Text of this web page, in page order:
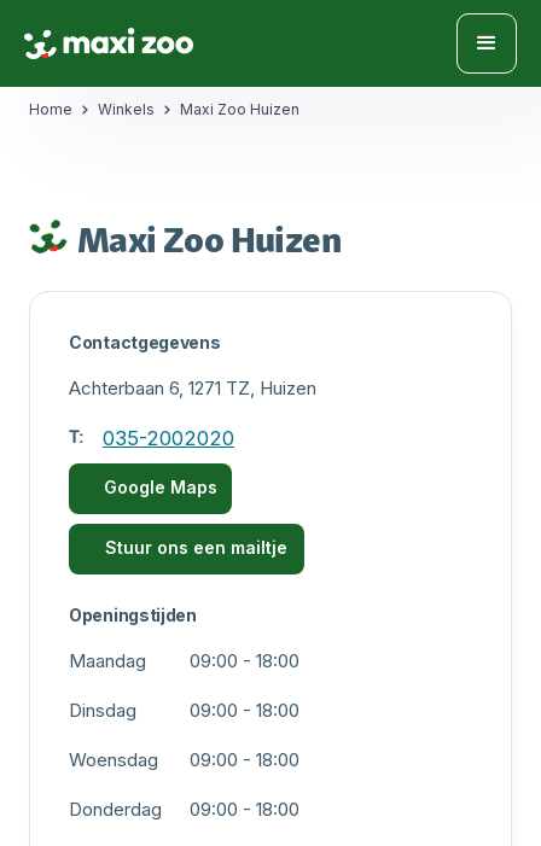
Home Winkels Maxi Zoo Huizen
Maxi Zoo Huizen
Contactgegevens
Achterbaan 6, 1271 TZ, Huizen
T: 035-2002020
Google Maps
Stuur ons een mailtje
Openingstijden
Maandag 09:00 - 18:00
Dinsdag 09:00 - 18:00
Woensdag 09:00 - 18:00
Donderdag 09:00 - 18:00